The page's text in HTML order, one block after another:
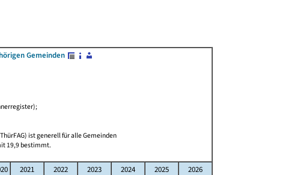
Gemeinden
ist generell für alle Gemeinden
19,9 bestimmt.
2021 2022 2023 2024 2025
2026